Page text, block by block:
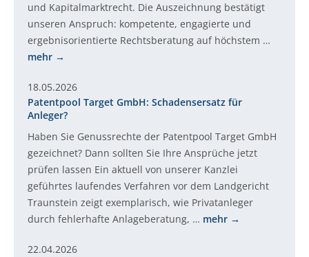
und Kapitalmarktrecht. Die Auszeichnung bestätigt
unseren Anspruch: kompetente, engagierte und
ergebnisorientierte Rechtsberatung auf höchstem …
mehr
18.05.2026
Patentpool Target GmbH: Schadensersatz für
Anleger?
Haben Sie Genussrechte der Patentpool Target GmbH
gezeichnet? Dann sollten Sie Ihre Ansprüche jetzt
prüfen lassen Ein aktuell von unserer Kanzlei
geführtes laufendes Verfahren vor dem Landgericht
Traunstein zeigt exemplarisch, wie Privatanleger
durch fehlerhafte Anlageberatung, … mehr
22.04.2026